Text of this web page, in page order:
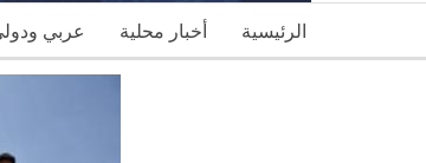
الرئيسية أخبار محلية عربي